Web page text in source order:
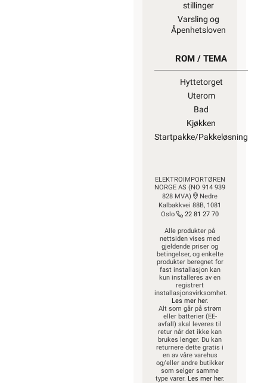
stillinger
Varsling og
Åpenhetsloven
ROM / TEMA
Hyttetorget
Uterom
Bad
Kjøkken
Startpakke/Pakkeløsning
ELEKTROIMPORTØREN
NORGE AS (NO 914 939
828 MVA)
Nedre
Kalbakkvei 88B, 1081
Oslo
22 81 27 70
Alle produkter på
nettsiden vises med
gjeldende priser og
betingelser, og enkelte
produkter beregnet for
fast installasjon kan
kun installeres av en
registrert
installasjonsvirksomhet.
Les mer her.
Alt som går på strøm
eller batterier (EE-
avfall) skal leveres til
retur når det ikke kan
brukes lenger. Du kan
returnere dette gratis i
en av våre varehus
og/eller andre butikker
som selger samme
type varer. Les mer her.